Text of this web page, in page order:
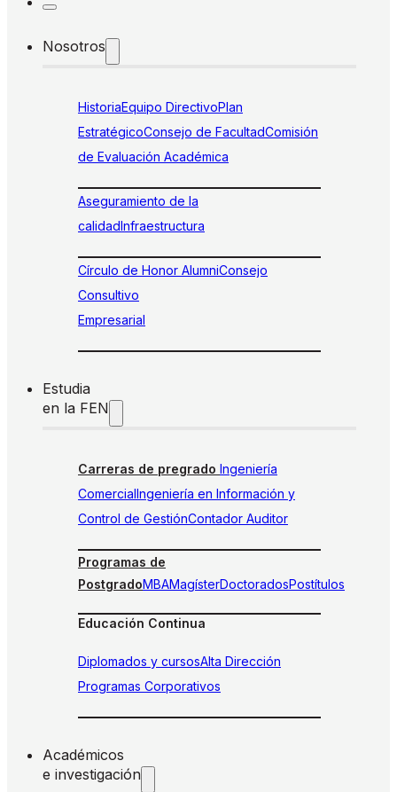
Nosotros
HistoriaEquipo DirectivoPlan
EstratégicoConsejo de FacultadComisión
de Evaluación Académica
Aseguramiento de la
calidadInfraestructura
Círculo de Honor AlumniConsejo
Consultivo
Empresarial
Estudia
en la FEN
Carreras de pregrado Ingeniería
ComercialIngeniería en Información y
Control de GestiónContador Auditor
Programas de
PostgradoMBAMagísterDoctoradosPostítulos
Educación Continua
Diplomados y cursosAlta Dirección
Programas Corporativos
Académicos
e investigación